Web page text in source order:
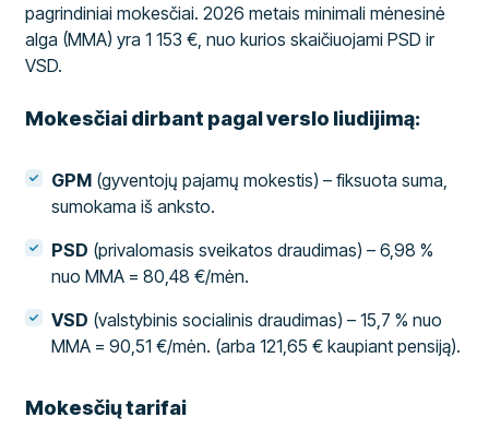
pagrindiniai mokesčiai. 2026 metais minimali mėnesinė
alga (MMA) yra 1 153 €, nuo kurios skaičiuojami PSD ir
VSD.
Mokesčiai dirbant pagal verslo liudijimą:
GPM (gyventojų pajamų mokestis) – fiksuota suma,
sumokama iš anksto.
PSD (privalomasis sveikatos draudimas) – 6,98 %
nuo MMA = 80,48 €/mėn.
VSD (valstybinis socialinis draudimas) – 15,7 % nuo
MMA = 90,51 €/mėn. (arba 121,65 € kaupiant pensiją).
Mokesčių tarifai